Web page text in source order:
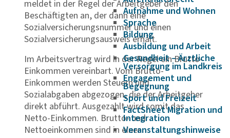
Aufnahme und Wohnen
Sprache
Bildung
Ausbildung und Arbeit
Gesundheit – Ärztliche
Versorgung im Landkreis
Engagement und
Begegnung
Sport und Freizeit
FactSheet Migration und
Integration
Veranstaltungshinweise
meldet in der Regel der Arbeitgeber den
Beschäftigten an, der dann eine
Sozialversicherungsnummer und einen
Sozialversicherungsausweis erhält.
Im Arbeitsvertrag wird in der Regel ein Brutto-
Einkommen vereinbart. Vom Brutto-
Einkommen werden Steuern und
Sozialabgaben abgezogen, die der Arbeitgeber
direkt abführt. Ausgezahlt wird somit das
Netto-Einkommen. Brutto- und
Nettoeinkommen sind in einer